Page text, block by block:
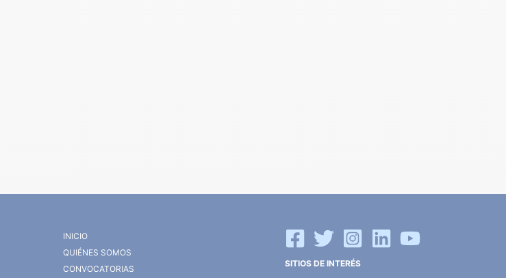
INICIO
QUIÉNES SOMOS
CONVOCATORIAS
SITIOS DE INTERÉS